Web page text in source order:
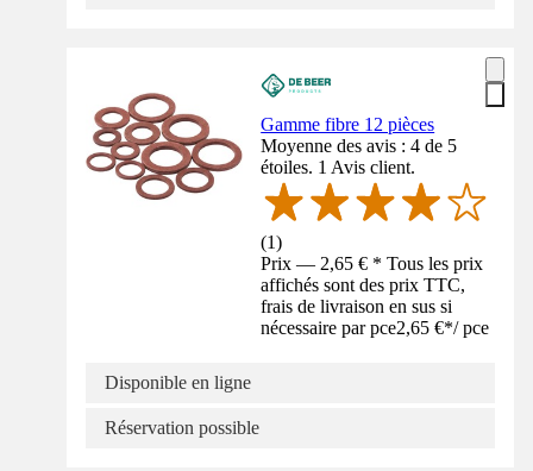
Gamme fibre 12 pièces
Moyenne des avis : 4 de 5
étoiles. 1 Avis client.
(1)
Prix — 2,65 € * Tous les prix
affichés sont des prix TTC,
frais de livraison en sus si
nécessaire par pce2,65 €*/ pce
Disponible en ligne
Réservation possible